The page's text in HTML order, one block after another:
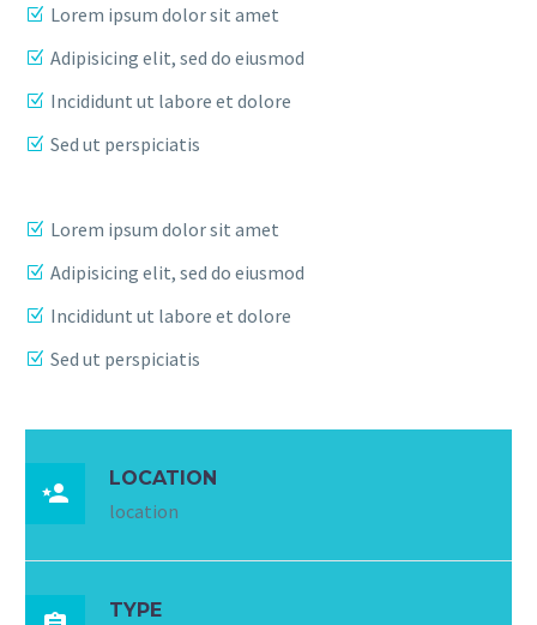
Lorem ipsum dolor sit amet
Adipisicing elit, sed do eiusmod
Incididunt ut labore et dolore
Sed ut perspiciatis
Lorem ipsum dolor sit amet
Adipisicing elit, sed do eiusmod
Incididunt ut labore et dolore
Sed ut perspiciatis

LOCATION
location
TYPE